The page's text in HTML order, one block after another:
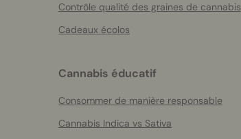
Contrôle qualité des graines de cannabis
Cadeaux écolos
Cannabis éducatif
Consommer de manière responsable
Cannabis Indica vs Sativa